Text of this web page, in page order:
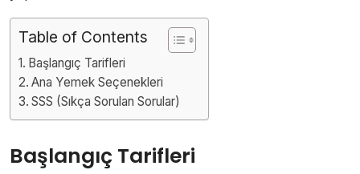
Table of Contents
Başlangıç Tarifleri
Ana Yemek Seçenekleri
SSS (Sıkça Sorulan Sorular)
Başlangıç Tarifleri